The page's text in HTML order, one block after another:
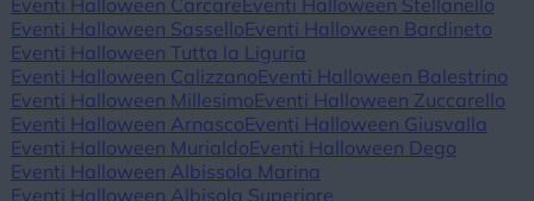
Eventi Halloween CarcareEventi Halloween Stellanello
Eventi Halloween SasselloEventi Halloween Bardineto
Eventi Halloween Tutta la Liguria
Eventi Halloween CalizzanoEventi Halloween Balestrino
Eventi Halloween MillesimoEventi Halloween Zuccarello
Eventi Halloween ArnascoEventi Halloween Giusvalla
Eventi Halloween MurialdoEventi Halloween Dego
Eventi Halloween Albissola Marina
Eventi Halloween Albisola Superiore